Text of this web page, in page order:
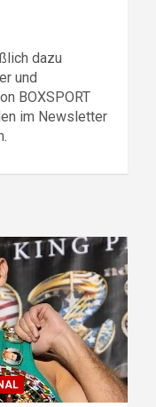
dazu
und
BOXSPORT
im Newsletter